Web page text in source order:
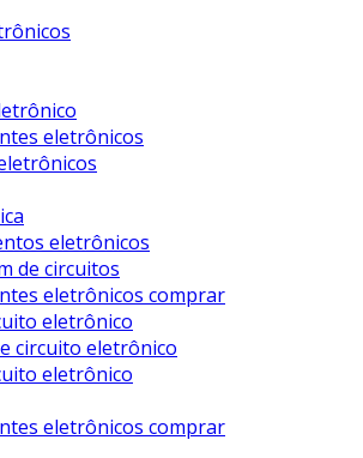
eletrônicos
eletrônicos
de circuitos
eletrônicos comprar
eletrônico
circuito eletrônico
eletrônico
eletrônicos comprar